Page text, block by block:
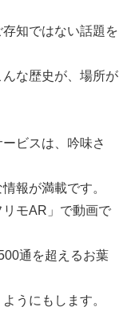
知ではない話題を
んな歴史が、場所が
ビスは、吟味さ
報が満載です。
モAR」で動画で
通を超えるお葉
うにもします。